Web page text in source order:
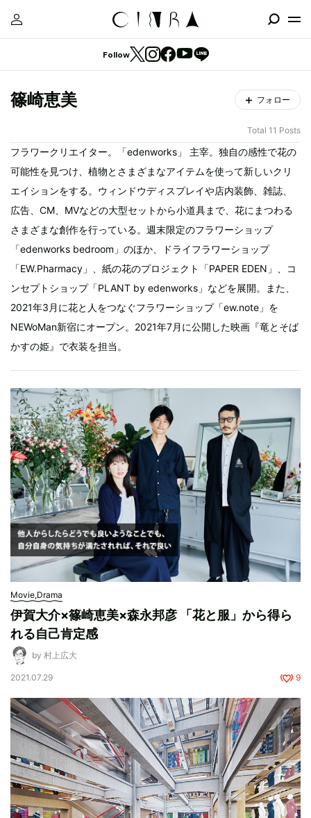
Follow
篠崎恵美 フォロー
Total 11 Posts
フラワークリエイター。「edenworks」 主宰。独自の感性で花の
可能性を見つけ、植物とさまざまなアイテムを使って新しいクリ
エイションをする。ウィンドウディスプレイや店内装飾、雑誌、
広告、CM、MVなどの大型セットから小道具まで、花にまつわる
さまざまな創作を行っている。週末限定のフラワーショップ
「edenworks bedroom」のほか、ドライフラワーショップ
「EW.Pharmacy」、紙の花のプロジェクト「PAPER EDEN」、コ
ンセプトショップ「PLANT by edenworks」などを展開。また、
2021年3月に花と人をつなぐフラワーショップ「ew.note」を
NEWoMan新宿にオープン。2021年7月に公開した映画『竜とそば
かすの姫』で衣装を担当。
Movie,Drama
伊賀大介×篠崎恵美×森永邦彦 「花と服」から得ら
れる自己肯定感
by 村上広大
2021.07.29 9